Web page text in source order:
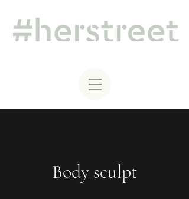
Body sculpt